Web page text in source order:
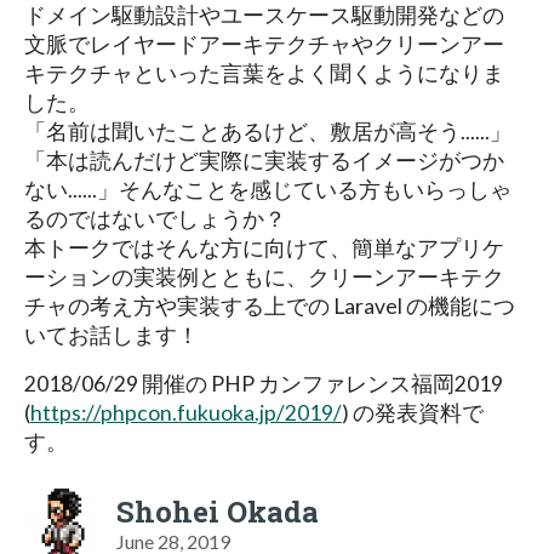
ドメイン駆動設計やユースケース駆動開発などの
文脈でレイヤードアーキテクチャやクリーンアー
キテクチャといった言葉をよく聞くようになりま
した。
「名前は聞いたことあるけど、敷居が高そう......」
「本は読んだけど実際に実装するイメージがつか
ない......」そんなことを感じている方もいらっしゃ
るのではないでしょうか？
本トークではそんな方に向けて、簡単なアプリケ
ーションの実装例とともに、クリーンアーキテク
チャの考え方や実装する上での Laravel の機能につ
いてお話します！
2018/06/29 開催の PHP カンファレンス福岡2019
(https://phpcon.fukuoka.jp/2019/) の発表資料で
す。
Shohei Okada
June 28, 2019